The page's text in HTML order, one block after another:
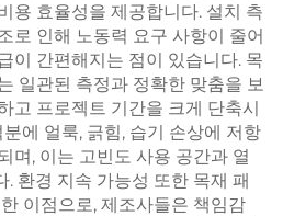
용 효율성을 제공합니다. 설치 측
로 인해 노동력 요구 사항이 줄어
이 간편해지는 점이 있습니다. 목
일관된 측정과 정확한 맞춤을 보
고 프로젝트 기간을 크게 단축시
에 얼룩, 긁힘, 습기 손상에 저항
며, 이는 고빈도 사용 공간과 열
환경 지속 가능성 또한 목재 패
이점으로, 제조사들은 책임감